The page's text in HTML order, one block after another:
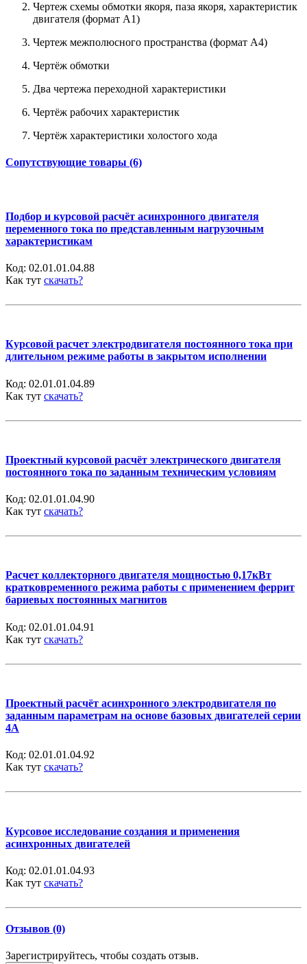
Чертеж cхемы обмотки якоря, паза якоря, характеристик
двигателя (формат А1)
Чертеж межполюсного пространства (формат А4)
Чертёж обмотки
Два чертежа переходной характеристики
Чертёж рабочих характеристик
Чертёж характеристики холостого хода
Сопутствующие товары (6)
Подбор и курсовой расчёт асинхронного двигателя
переменного тока по представленным нагрузочным
характеристикам
Код: 02.01.01.04.88
Как тут скачать?
Курсовой расчет электродвигателя постоянного тока при
длительном режиме работы в закрытом исполнении
Код: 02.01.01.04.89
Как тут скачать?
Проектный курсовой расчёт электрического двигателя
постоянного тока по заданным техническим условиям
Код: 02.01.01.04.90
Как тут скачать?
Расчет коллекторного двигателя мощностью 0,17кВт
кратковременного режима работы с применением феррит
бариевых постоянных магнитов
Код: 02.01.01.04.91
Как тут скачать?
Проектный расчёт асинхронного электродвигателя по
заданным параметрам на основе базовых двигателей серии
4А
Код: 02.01.01.04.92
Как тут скачать?
Курсовое исследование создания и применения
асинхронных двигателей
Код: 02.01.01.04.93
Как тут скачать?
Отзывов (0)
Зарегистрируйтесь, чтобы создать отзыв.